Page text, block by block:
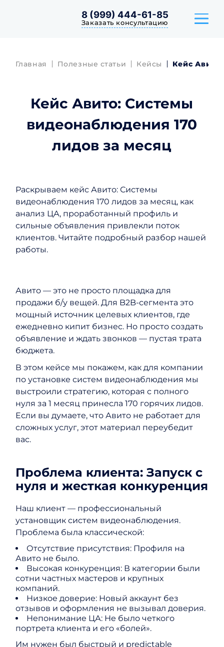
8 (999) 444-61-85
Заказать консультацию
КЕЙСЫ
ОТЗЫВЫ
Главная Полезные статьи Кейсы Кейс
Кейс Авито: Системы
видеонаблюдения 170
лидов за месяц
Раскрываем кейс Авито: Системы
видеонаблюдения 170 лидов за месяц, как
анализ ЦА, проработанный профиль и
сильные объявления привлекли поток
клиентов. Читайте подробный разбор нашей
работы.
Авито — это не просто площадка для
продажи б/у вещей. Для B2B-сегмента это
мощный источник целевых клиентов, где
ежедневно кипит бизнес. Но просто создать
объявление и ждать звонков — пустая трата
бюджета.
В этом кейсе мы покажем, как для компании
по установке систем видеонаблюдения мы
выстроили стратегию, которая с полного
нуля за 1 месяц принесла 170 горячих лидов.
Если вы думаете, что Авито не работает для
сложных услуг, этот материал переубедит
вас.
Проблема клиента: Запуск с
нуля и жесткая конкуренция
Наш клиент — профессиональный
установщик систем видеонаблюдения.
Проблема была классической:
Отсутствие присутствия: Профиля на
Авито не было.
Высокая конкуренция: В категории были
сотни частных мастеров и крупных
компаний.
Низкое доверие: Новый аккаунт без
отзывов и оформления не вызывал доверия.
Непонимание ЦА: Не было четкого
портрета клиента и его «болей».
Им нужен был быстрый и predictable